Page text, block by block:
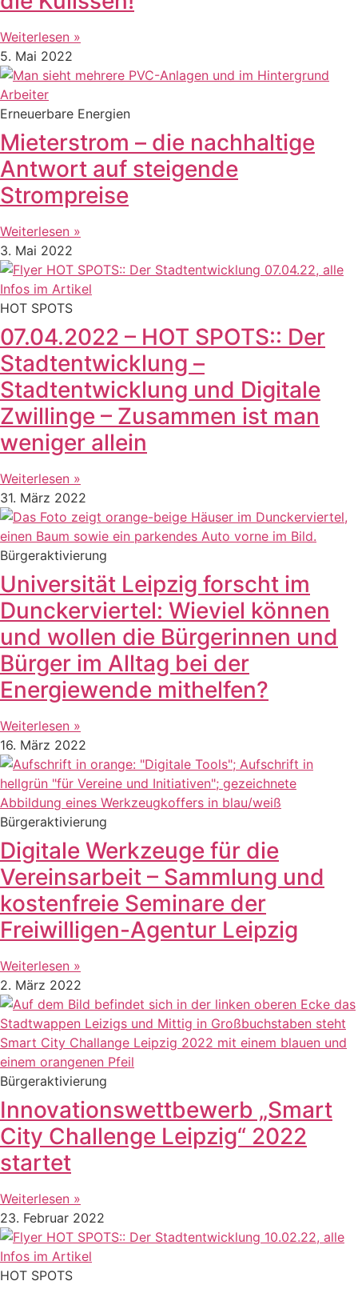
Weiterlesen »
5. Mai 2022
Erneuerbare Energien
Mieterstrom – die nachhaltige
Antwort auf steigende
Strompreise
Weiterlesen »
3. Mai 2022
HOT SPOTS
07.04.2022 – HOT SPOTS:: Der
Stadtentwicklung –
Stadtentwicklung und Digitale
Zwillinge – Zusammen ist man
weniger allein
Weiterlesen »
31. März 2022
Bürgeraktivierung
Universität Leipzig forscht im
Dunckerviertel: Wieviel können
und wollen die Bürgerinnen und
Bürger im Alltag bei der
Energiewende mithelfen?
Weiterlesen »
16. März 2022
Bürgeraktivierung
Digitale Werkzeuge für die
Vereinsarbeit – Sammlung und
kostenfreie Seminare der
Freiwilligen-Agentur Leipzig
Weiterlesen »
2. März 2022
Bürgeraktivierung
Innovationswettbewerb „Smart
City Challenge Leipzig“ 2022
startet
Weiterlesen »
23. Februar 2022
HOT SPOTS